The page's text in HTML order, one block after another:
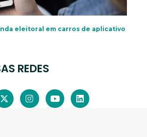
eleitoral em carros de aplicativo
REDES